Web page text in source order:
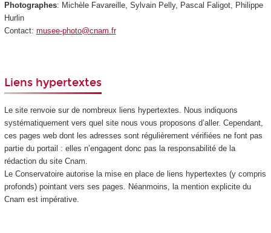
Photographes: Michèle Favareille, Sylvain Pelly, Pascal Faligot, Philippe
Hurlin
Contact: musee-photo@cnam.fr
Liens hypertextes
Le site renvoie sur de nombreux liens hypertextes. Nous indiquons
systématiquement vers quel site nous vous proposons d’aller. Cependant,
ces pages web dont les adresses sont régulièrement vérifiées ne font pas
partie du portail : elles n’engagent donc pas la responsabilité de la
rédaction du site Cnam.
Le Conservatoire autorise la mise en place de liens hypertextes (y compris
profonds) pointant vers ses pages. Néanmoins, la mention explicite du
Cnam est impérative.